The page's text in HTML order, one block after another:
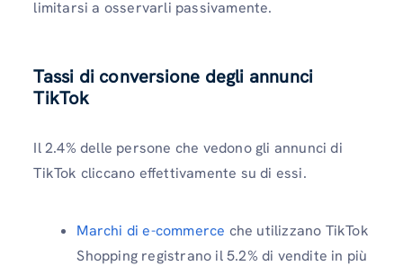
limitarsi a osservarli passivamente.
Tassi di conversione degli annunci
TikTok
Il 2.4% delle persone che vedono gli annunci di
TikTok cliccano effettivamente su di essi.
Marchi di e-commerce che utilizzano TikTok
Shopping registrano il 5.2% di vendite in più